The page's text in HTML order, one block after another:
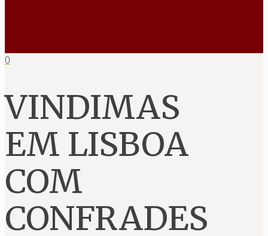
0
VINDIMAS
EM LISBOA
COM
CONFRADES